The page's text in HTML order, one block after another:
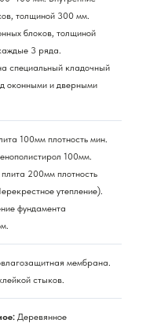
толщиной 300 мм.
блоков, толщиной
3 ряда.
специальный кладочный
оконными и дверными
100мм плотность мин.
100мм.
200мм плотность
утепление).
фундамента
мембрана.
стыков.
Деревянное